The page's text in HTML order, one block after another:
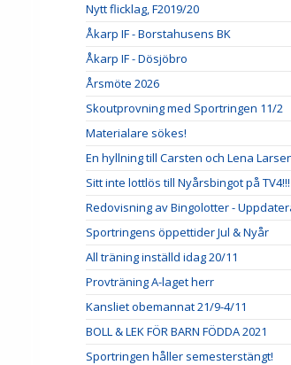
Nytt flicklag, F2019/20
Åkarp IF - Borstahusens BK
Åkarp IF - Dösjöbro
Årsmöte 2026
Skoutprovning med Sportringen 11/2
Materialare sökes!
En hyllning till Carsten och Lena
Sitt inte lottlös till Nyårsbingot på TV4!!!
Redovisning av Bingolotter -
Sportringens öppettider Jul & Nyår
All träning inställd idag 20/11
Provträning A-laget herr
Kansliet obemannat 21/9-4/11
BOLL & LEK FÖR BARN FÖDDA 2021
Sportringen håller semesterstängt!